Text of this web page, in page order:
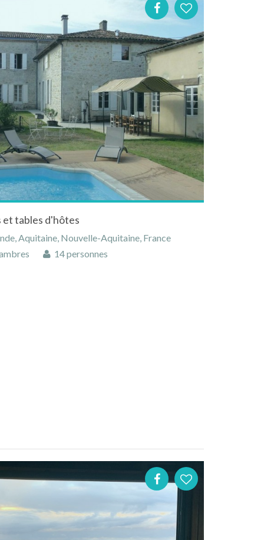
et tables d'hôtes
Aquitaine, Nouvelle-Aquitaine, France
14 personnes